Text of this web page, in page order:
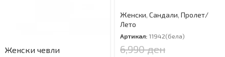
Женски чевли
Женски, Сандали, Пролет/
Лето
Артикал: 11942(бела)
6,990ден